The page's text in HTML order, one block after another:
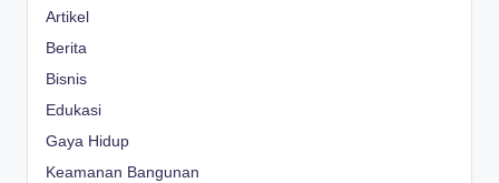
Artikel
Berita
Bisnis
Edukasi
Gaya Hidup
Keamanan Bangunan